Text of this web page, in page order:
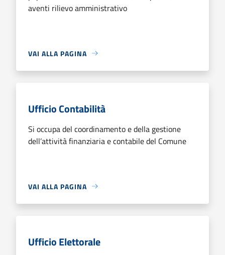
aventi rilievo amministrativo
VAI ALLA PAGINA
Ufficio Contabilità
Si occupa del coordinamento e della gestione
dell’attività finanziaria e contabile del Comune
VAI ALLA PAGINA
Ufficio Elettorale